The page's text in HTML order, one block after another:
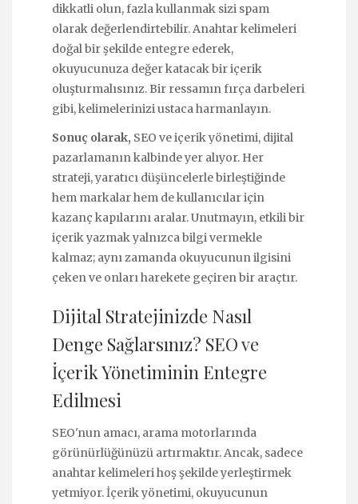
dikkatli olun, fazla kullanmak sizi spam
olarak değerlendirtebilir. Anahtar kelimeleri
doğal bir şekilde entegre ederek,
okuyucunuza değer katacak bir içerik
oluşturmalısınız. Bir ressamın fırça darbeleri
gibi, kelimelerinizi ustaca harmanlayın.
Sonuç olarak, SEO ve içerik yönetimi, dijital
pazarlamanın kalbinde yer alıyor. Her
strateji, yaratıcı düşüncelerle birleştiğinde
hem markalar hem de kullanıcılar için
kazanç kapılarını aralar. Unutmayın, etkili bir
içerik yazmak yalnızca bilgi vermekle
kalmaz; aynı zamanda okuyucunun ilgisini
çeken ve onları harekete geçiren bir araçtır.
Dijital Stratejinizde Nasıl
Denge Sağlarsınız? SEO ve
İçerik Yönetiminin Entegre
Edilmesi
SEO'nun amacı, arama motorlarında
görünürlüğünüzü artırmaktır. Ancak, sadece
anahtar kelimeleri hoş şekilde yerleştirmek
yetmiyor. İçerik yönetimi, okuyucunun